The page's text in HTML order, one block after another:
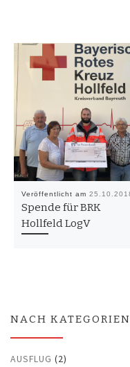
Veröffentlicht am
Spende für BRK
Hollfeld LogV
NACH
AUSFLUG (2)